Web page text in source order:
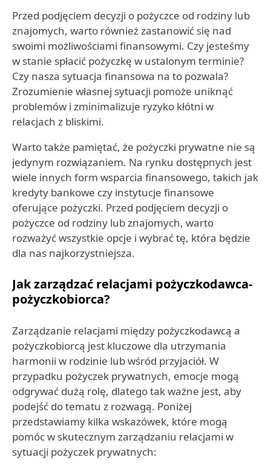
Przed podjęciem decyzji o pożyczce od rodziny lub
znajomych, warto również zastanowić się nad
swoimi możliwościami finansowymi. Czy jesteśmy
w stanie spłacić pożyczkę w ustalonym terminie?
Czy nasza sytuacja finansowa na to pozwala?
Zrozumienie własnej sytuacji pomoże uniknąć
problemów i zminimalizuje ryzyko kłótni w
relacjach z bliskimi.
Warto także pamiętać, że pożyczki prywatne nie są
jedynym rozwiązaniem. Na rynku dostępnych jest
wiele innych form wsparcia finansowego, takich jak
kredyty bankowe czy instytucje finansowe
oferujące pożyczki. Przed podjęciem decyzji o
pożyczce od rodziny lub znajomych, warto
rozważyć wszystkie opcje i wybrać tę, która będzie
dla nas najkorzystniejsza.
Jak zarządzać relacjami pożyczkodawca-
pożyczkobiorca?
Zarządzanie relacjami między pożyczkodawcą a
pożyczkobiorcą jest kluczowe dla utrzymania
harmonii w rodzinie lub wśród przyjaciół. W
przypadku pożyczek prywatnych, emocje mogą
odgrywać dużą rolę, dlatego tak ważne jest, aby
podejść do tematu z rozwagą. Poniżej
przedstawiamy kilka wskazówek, które mogą
pomóc w skutecznym zarządzaniu relacjami w
sytuacji pożyczek prywatnych: